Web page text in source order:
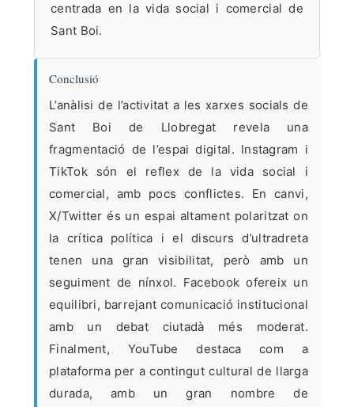
centrada en la vida social i comercial de
Sant Boi.
Conclusió
L’anàlisi de l’activitat a les xarxes socials de
Sant Boi de Llobregat revela una
fragmentació de l’espai digital. Instagram i
TikTok són el reflex de la vida social i
comercial, amb pocs conflictes. En canvi,
X/Twitter és un espai altament polaritzat on
la crítica política i el discurs d’ultradreta
tenen una gran visibilitat, però amb un
seguiment de nínxol. Facebook ofereix un
equilibri, barrejant comunicació institucional
amb un debat ciutadà més moderat.
Finalment, YouTube destaca com a
plataforma per a contingut cultural de llarga
durada, amb un gran nombre de